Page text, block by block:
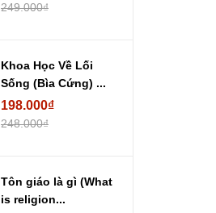
249.000₫
Khoa Học Về Lối
Sống (Bìa Cứng) ...
198.000₫
248.000₫
Tôn giáo là gì (What
is religion...